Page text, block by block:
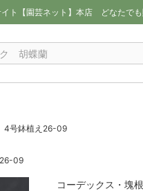
ト【園芸ネット】本店 どなたで
4号鉢植え26-09
09
コーデックス・塊